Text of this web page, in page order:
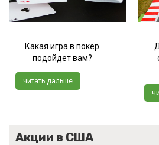
Какая игра в покер
подойдет вам?
читать дальше
Акции в США